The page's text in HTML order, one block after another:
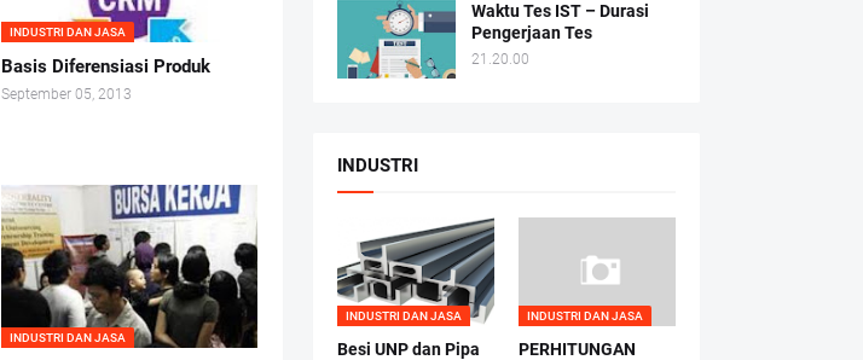
INDUSTRI DAN JASA
Basis Diferensiasi Produk
September 05, 2013
INDUSTRI DAN JASA
Waktu Tes IST – Durasi
Pengerjaan Tes
21.20.00
INDUSTRI
INDUSTRI DAN JASA
Besi UNP dan Pipa
INDUSTRI DAN JASA
PERHITUNGAN